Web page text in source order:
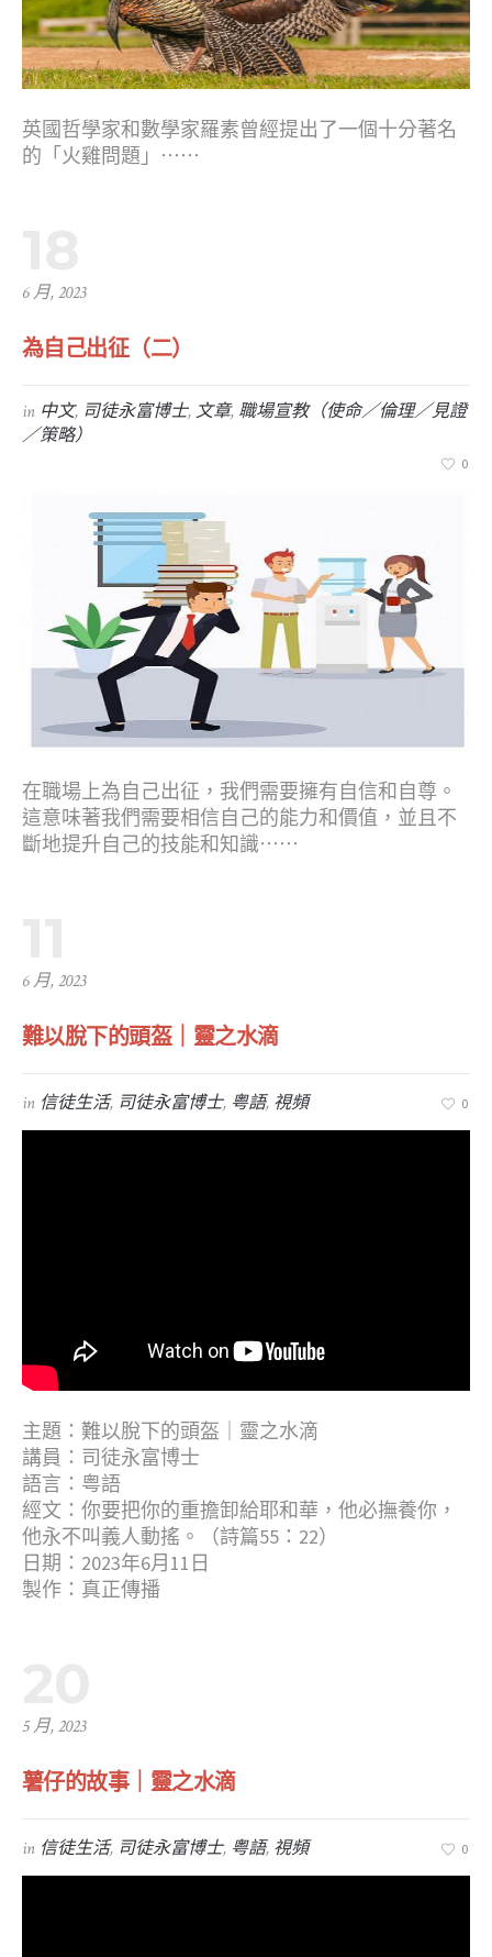
英國哲學家和數學家羅素曾經提出了一個十分著名
的「火雞問題」⋯⋯
6 月, 2023
為自己出征（二）
in 中文, 司徒永富博士,文章, 職場宣教（使命／倫理／見證
／策略）
0
在職場上為自己出征，我們需要擁有自信和自尊。
這意味著我們需要相信自己的能力和價值，並且不
斷地提升自己的技能和知識⋯⋯
6 月, 2023
難以脫下的頭盔｜靈之水滴
in 信徒生活, 司徒永富博士, 粤語, 視頻 0
主題：難以脫下的頭盔｜靈之水滴
講員：司徒永富博士
語言：粤語
經文：你要把你的重擔卸給耶和華，他必撫養你，
他永不叫義人動搖。（詩篇55：22）
日期：2023年6月11日
製作：真正傳播
5 月, 2023
薯仔的故事｜靈之水滴
in 信徒生活, 司徒永富博士, 粤語, 視頻 0